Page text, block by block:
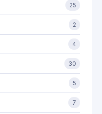
25
2
4
30
5
7